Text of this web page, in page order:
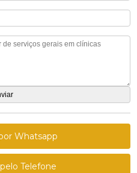
Whatsapp
Telefone